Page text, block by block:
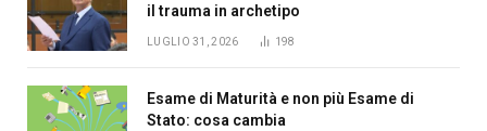
il trauma in archetipo
LUGLIO 31, 2026 198
Esame di Maturità e non più Esame di
Stato: cosa cambia